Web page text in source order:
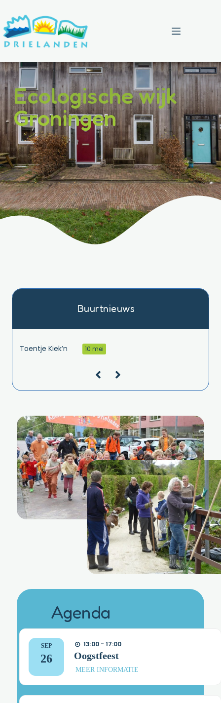
Ecologische wijk
Groningen
Buurtnieuws
Verslag ALV 11 maart 20 mrt
Toentje Kiek’n 10 mei
Vrijwilligers gevraagd voor Koningsdag!
Paasactiviteit 6 april ‘26 20 mrt
Agenda
SEP
26
13:00 - 17:00
Oogstfeest
MEER INFORMATIE